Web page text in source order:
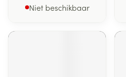
Niet beschikbaar